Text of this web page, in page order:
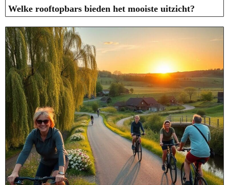
Welke rooftopbars bieden het mooiste uitzicht?